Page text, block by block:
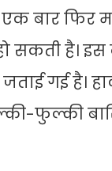
बार फिर
सकती है। इस
गई है।
फुल्की